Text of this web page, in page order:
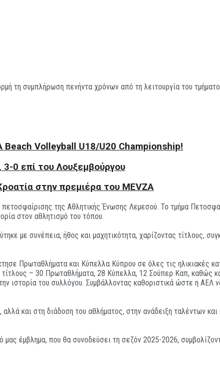
τη συμπλήρωση πενήντα χρόνων από τη λειτουργία του
Beach Volleyball U18/U20 Championship!
0 επί του Λουξεμβούργου
στην πρεμιέρα του MEVZA
της Αθλητικής Ένωσης Λεμεσού. Το τμήμα
στον αθλητισμό του τόπου.
με συνέπεια, ήθος και μαχητικότητα, χαρίζοντας τίτλους,
Πρωταθλήματα και Κύπελλα Κύπρου σε όλες τις ηλικιακές
– 30 Πρωταθλήματα, 28 Κύπελλα, 12 Σούπερ Καπ, καθώς
ιστορία του συλλόγου. Συμβάλλοντας καθοριστικά ώστε η ΑΕΛ
και στη διάδοση του αθλήματος, στην ανάδειξη ταλέντων
έμβλημα, που θα συνοδεύσει τη σεζόν 2025-2026,